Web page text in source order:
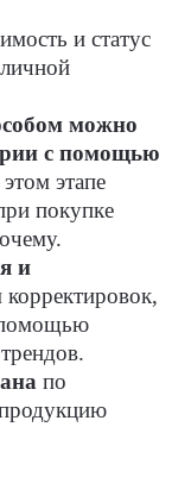
и статус
можно
с помощью
этапе
покупке
и
корректировок,
помощью
по